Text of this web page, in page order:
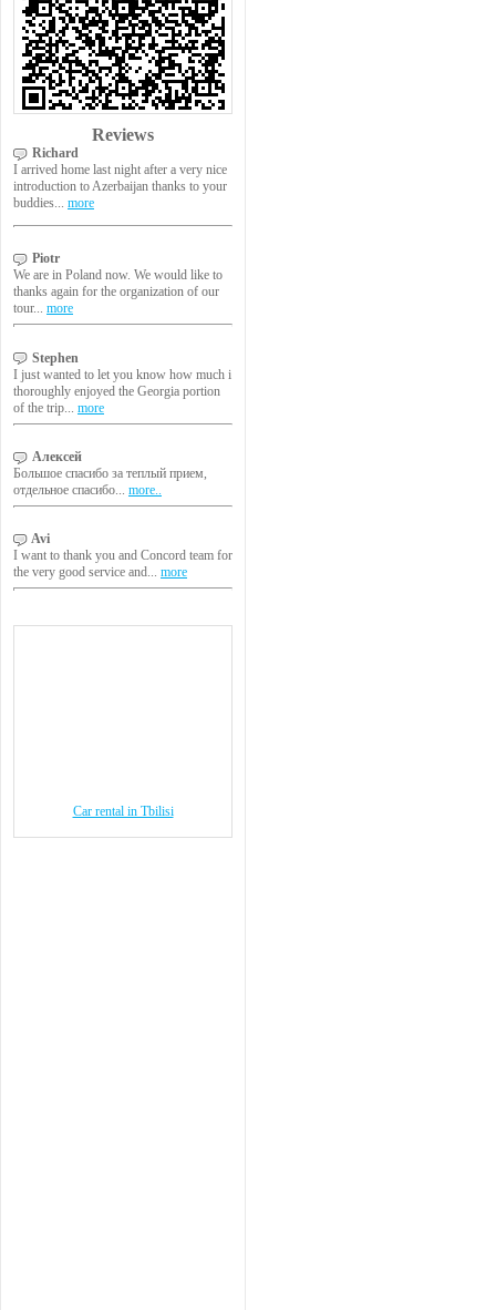
Reviews
Richard
I arrived home last night after a very nice
introduction to Azerbaijan thanks to your
buddies... more
Piotr
We are in Poland now. We would like to
thanks again for the organization of our
tour... more
Stephen
I just wanted to let you know how much i
thoroughly enjoyed the Georgia portion
of the trip... more
Алексей
Большое спасибо за теплый прием,
отдельное спасибо... more..
Avi
I want to thank you and Concord team for
the very good service and... more
Car rental in Tbilisi